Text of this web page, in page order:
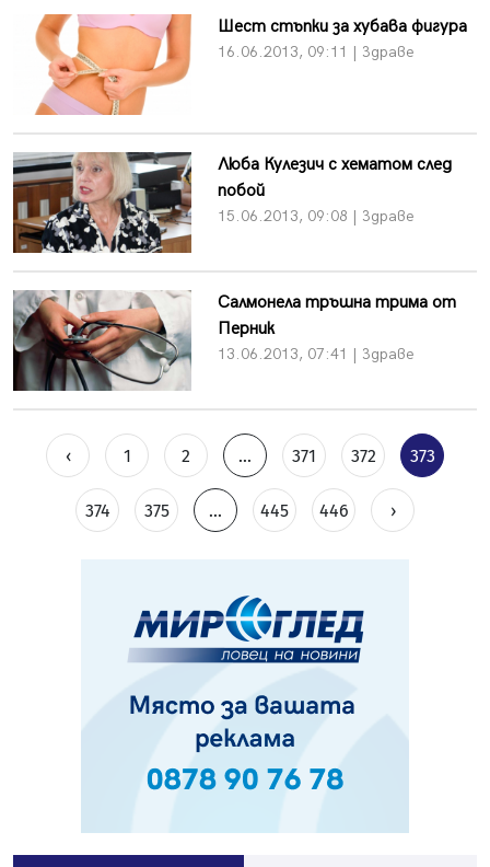
Шест стъпки за хубава фигура
16.06.2013, 09:11 | Здраве
Люба Кулезич с хематом след
побой
15.06.2013, 09:08 | Здраве
Салмонела тръшна трима от
Перник
13.06.2013, 07:41 | Здраве
‹ 1 2 ... 371 372 373
374 375 ... 445 446 ›